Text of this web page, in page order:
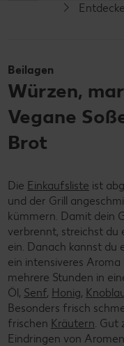
Beilagen
Würzen,
Vegane
Brot
Die Einkaufsliste ist
und der Grill
kümmern. Damit dein
verbrennt, streichst du
ein. Danach kannst du
ein intensiveres
mehrere Stunden in
Öl, Senf, Honig,
Besonders frisch
frischen Kräutern. Gut
Eindringen von